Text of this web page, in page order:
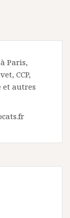
Paris,
CCP,
et autres